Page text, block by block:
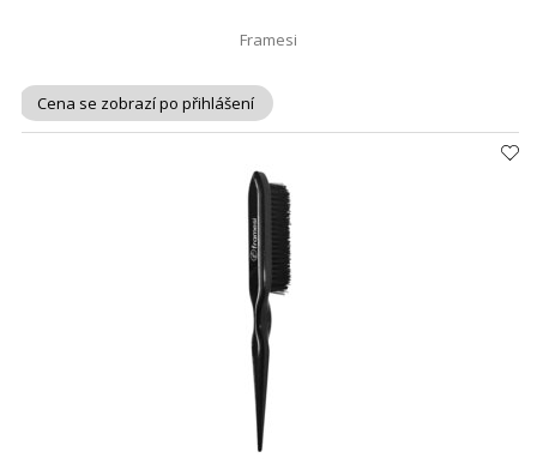
Framesi
Cena se zobrazí po přihlášení